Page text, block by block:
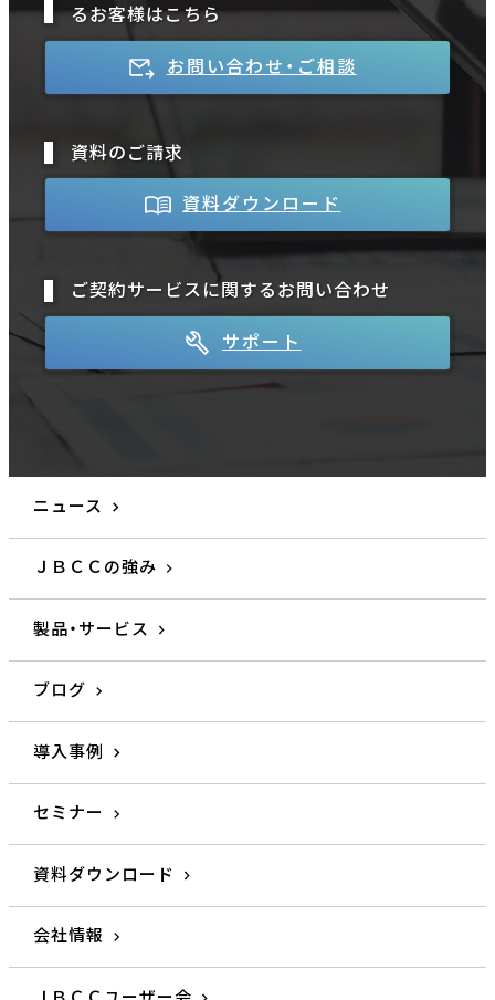
るお客様はこちら
お問い合わせ・ご相談
資料のご請求
資料ダウンロード
ご契約サービスに関するお問い合わせ
サポート
ニュース
ＪＢＣＣの強み
製品・サービス
ブログ
導入事例
セミナー
資料ダウンロード
会社情報